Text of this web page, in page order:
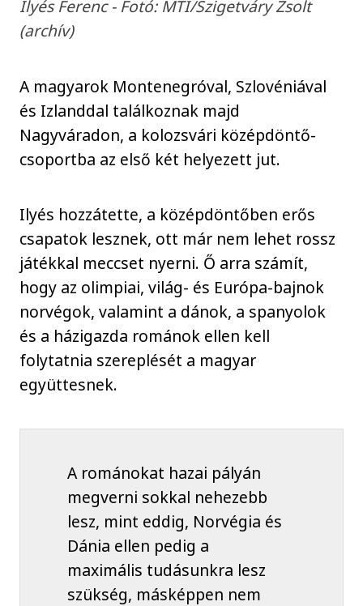
Ilyés Ferenc - Fotó: MTI/Szigetváry Zsolt
(archív)
A magyarok Montenegróval, Szlovéniával
és Izlanddal találkoznak majd
Nagyváradon, a kolozsvári középdöntő-
csoportba az első két helyezett jut.
Ilyés hozzátette, a középdöntőben erős
csapatok lesznek, ott már nem lehet rossz
játékkal meccset nyerni. Ő arra számít,
hogy az olimpiai, világ- és Európa-bajnok
norvégok, valamint a dánok, a spanyolok
és a házigazda románok ellen kell
folytatnia szereplését a magyar
együttesnek.
A románokat hazai pályán
megverni sokkal nehezebb
lesz, mint eddig, Norvégia és
Dánia ellen pedig a
maximális tudásunkra lesz
szükség, másképpen nem